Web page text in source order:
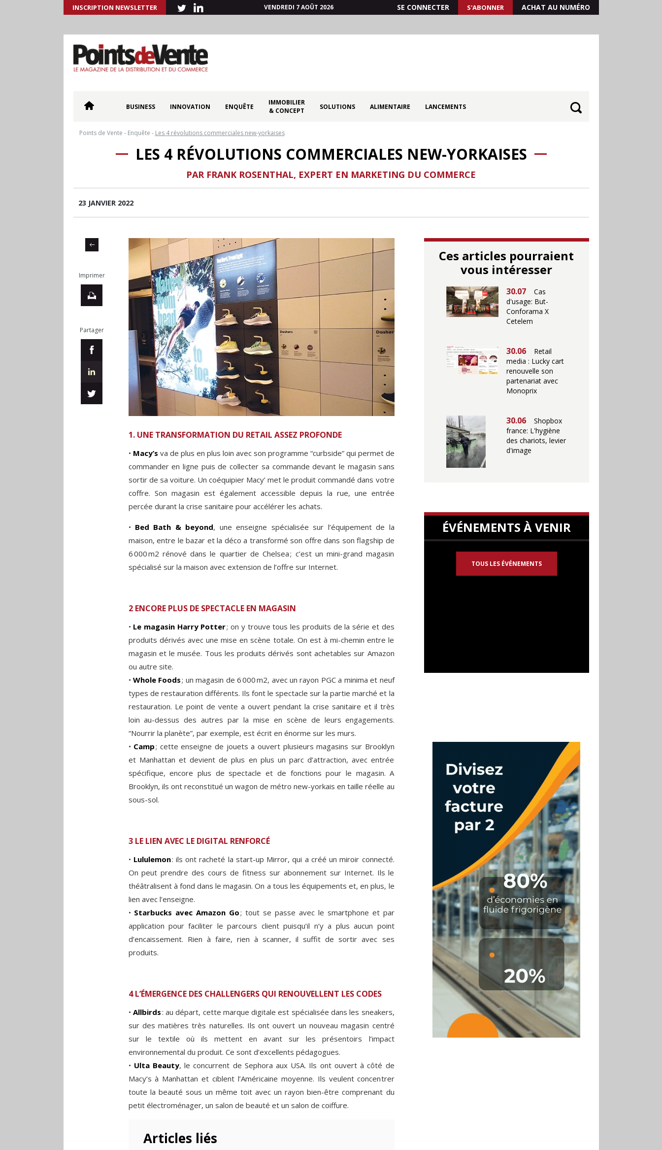
INSCRIPTION NEWSLETTER VENDREDI 7 AOÛT 2026 SE CONNECTER S'ABONNER ACHAT AU NUMÉRO
BUSINESS INNOVATION ENQUÊTE
IMMOBILIER
& CONCEPT
SOLUTIONS ALIMENTAIRE LANCEMENTS
Points de Vente - Enquête - Les 4 révolutions commerciales new-yorkaises
LES 4 RÉVOLUTIONS COMMERCIALES NEW-YORKAISES
PAR FRANK ROSENTHAL, EXPERT EN MARKETING DU COMMERCE
23 JANVIER 2022
Imprimer
Partager
1. UNE TRANSFORMATION DU RETAIL ASSEZ PROFONDE
• Macy’s va de plus en plus loin avec son programme “curbside” qui permet de
commander en ligne puis de collecter sa commande devant le magasin sans
sortir de sa voiture. Un coéquipier Macy’ met le produit commandé dans votre
coffre. Son magasin est également accessible depuis la rue, une entrée
percée durant la crise sanitaire pour accélérer les achats.
• Bed Bath & beyond, une enseigne spécialisée sur l’équipement de la
maison, entre le bazar et la déco a transformé son offre dans son flagship de
6 000 m2 rénové dans le quartier de Chelsea ; c’est un mini-grand magasin
spécialisé sur la maison avec extension de l’offre sur Internet.
2 ENCORE PLUS DE SPECTACLE EN MAGASIN
• Le magasin Harry Potter; on y trouve tous les produits de la série et des
produits dérivés avec une mise en scène totale. On est à mi-chemin entre le
magasin et le musée. Tous les produits dérivés sont achetables sur Amazon
ou autre site.
• Whole Foods; un magasin de 6 000 m2, avec un rayon PGC a minima et neuf
types de restauration différents. Ils font le spectacle sur la partie marché et la
restauration. Le point de vente a ouvert pendant la crise sanitaire et il très
loin au-dessus des autres par la mise en scène de leurs engagements.
“Nourrir la planète”, par exemple, est écrit en énorme sur les murs.
• Camp; cette enseigne de jouets a ouvert plusieurs magasins sur Brooklyn
et Manhattan et devient de plus en plus un parc d’attraction, avec entrée
spécifique, encore plus de spectacle et de fonctions pour le magasin. A
Brooklyn, ils ont reconstitué un wagon de métro new-yorkais en taille réelle au
sous-sol.
3 LE LIEN AVEC LE DIGITAL RENFORCÉ
• Lululemon: ils ont racheté la start-up Mirror, qui a créé un miroir connecté.
On peut prendre des cours de fitness sur abonnement sur Internet. Ils le
théâtralisent à fond dans le magasin. On a tous les équipements et, en plus, le
lien avec l’enseigne.
• Starbucks avec Amazon Go; tout se passe avec le smartphone et par
application pour faciliter le parcours client puisqu’il n’y a plus aucun point
d’encaissement. Rien à faire, rien à scanner, il suffit de sortir avec ses
produits.
4 L’ÉMERGENCE DES CHALLENGERS QUI RENOUVELLENT LES CODES
• Allbirds: au départ, cette marque digitale est spécialisée dans les sneakers,
sur des matières très naturelles. Ils ont ouvert un nouveau magasin centré
sur le textile où ils mettent en avant sur les présentoirs l’impact
environnemental du produit. Ce sont d’excellents pédagogues.
• Ulta Beauty, le concurrent de Sephora aux USA. Ils ont ouvert à côté de
Macy’s à Manhattan et ciblent l’Américaine moyenne. Ils veulent concentrer
toute la beauté sous un même toit avec un rayon bien-être comprenant du
petit électroménager, un salon de beauté et un salon de coiffure.
Articles liés
Ces articles pourraient
vous intéresser
30.07
Cas
d'usage: But-
Conforama X
Cetelem
30.06
Retail
media : Lucky cart
renouvelle son
partenariat avec
Monoprix
30.06
Shopbox
france: L'hygiène
des chariots, levier
d'image
ÉVÉNEMENTS À VENIR
TOUS LES ÉVÉNEMENTS